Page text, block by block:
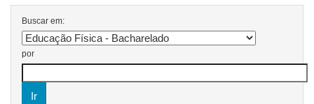
Buscar em:
por